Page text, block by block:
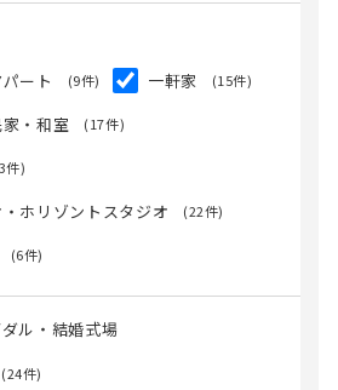
ート
(9件) 一軒家 (15件)
・和室 (17件)
件)
ホリゾントスタジオ (22件)
(6件)
ル・結婚式場
(24件)